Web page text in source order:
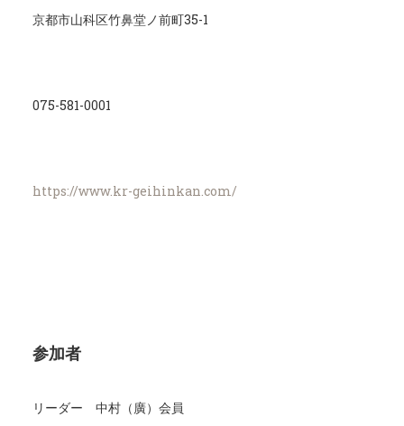
京都市山科区竹鼻堂ノ前町35-1
075-581-0001
https://www.kr-geihinkan.com/
参加者
リーダー 中村（廣）会員